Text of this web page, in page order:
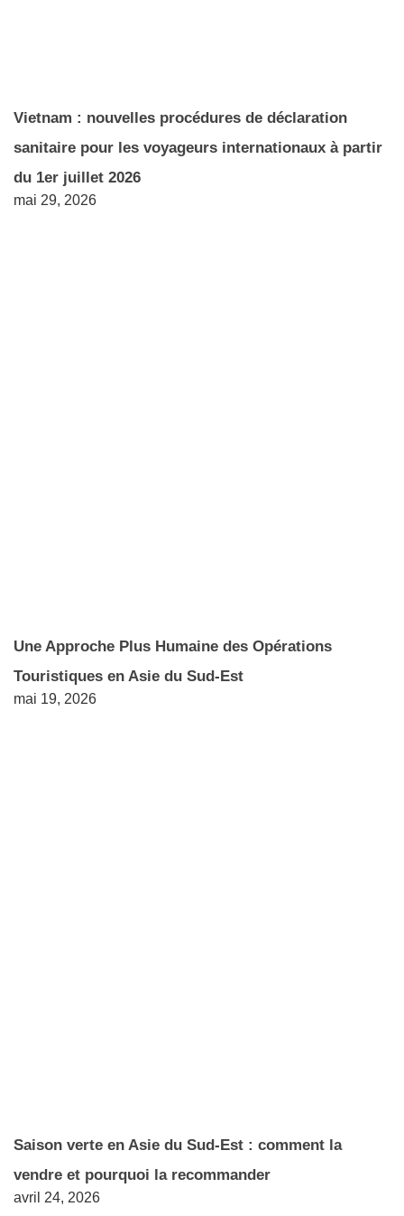
Vietnam : nouvelles procédures de déclaration
sanitaire pour les voyageurs internationaux à partir
du 1er juillet 2026
mai 29, 2026
Une Approche Plus Humaine des Opérations
Touristiques en Asie du Sud-Est
mai 19, 2026
Saison verte en Asie du Sud-Est : comment la
vendre et pourquoi la recommander
avril 24, 2026